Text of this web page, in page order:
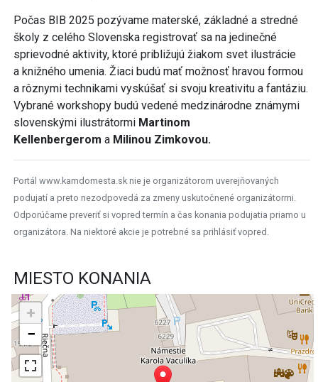
Počas BIB 2025 pozývame materské, základné a stredné
školy z celého Slovenska registrovať sa na jedinečné
sprievodné aktivity, ktoré približujú žiakom svet ilustrácie
a knižného umenia. Žiaci budú mať možnosť hravou formou
a rôznymi technikami vyskúšať si svoju kreativitu a fantáziu.
Vybrané workshopy budú vedené medzinárodne známymi
slovenskými ilustrátormi Martinom
Kellenbergerom a Milinou Zimkovou.
Portál www.kamdomesta.sk nie je organizátorom uverejňovaných
podujatí a preto nezodpovedá za zmeny uskutočnené organizátormi.
Odporúčame preveriť si vopred termín a čas konania podujatia priamo u
organizátora. Na niektoré akcie je potrebné sa prihlásiť vopred.
MIESTO KONANIA
+
−